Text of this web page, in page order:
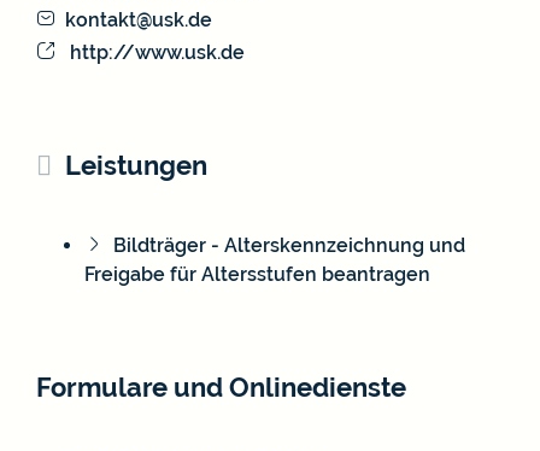
kontakt@usk.de
http://www.usk.de
Leistungen
Bildträger - Alterskennzeichnung und
Freigabe für Altersstufen beantragen
Formulare und Onlinedienste